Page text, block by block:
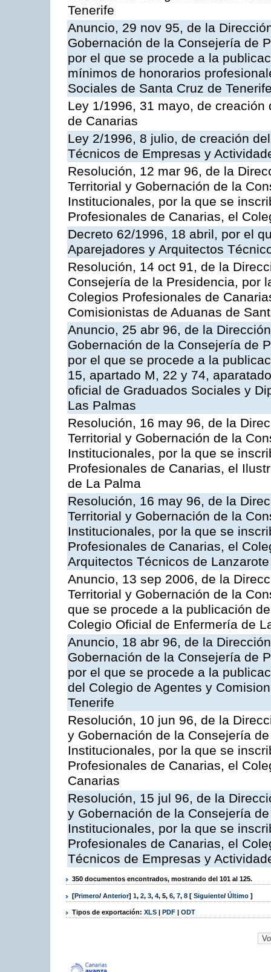
Tenerife
Anuncio, 29 nov 95, de la
Gobernación de la Consejería de
por el que se procede a la
mínimos de honorarios
Sociales de Santa Cruz de
Ley 1/1996, 31 mayo, de
de Canarias
Ley 2/1996, 8 julio, de creación
Técnicos de Empresas y
Resolución, 12 mar 96, de la
Territorial y Gobernación de la
Institucionales, por la que se
Profesionales de Canarias, el
Decreto 62/1996, 18 abril, por el
Aparejadores y Arquitectos
Resolución, 14 oct 91, de la
Consejería de la Presidencia, por
Colegios Profesionales de
Comisionistas de Aduanas de
Anuncio, 25 abr 96, de la
Gobernación de la Consejería de
por el que se procede a la
15, apartado M, 22 y 74,
oficial de Graduados Sociales y
Las Palmas
Resolución, 16 may 96, de la
Territorial y Gobernación de la
Institucionales, por la que se
Profesionales de Canarias, el
de La Palma
Resolución, 16 may 96, de la
Territorial y Gobernación de la
Institucionales, por la que se
Profesionales de Canarias, el
Arquitectos Técnicos de Lanzarote
Anuncio, 13 sep 2006, de la
Territorial y Gobernación de la
que se procede a la publicación
Colegio Oficial de Enfermería de
Anuncio, 18 abr 96, de la
Gobernación de la Consejería de
por el que se procede a la
del Colegio de Agentes y
Tenerife
Resolución, 10 jun 96, de la
y Gobernación de la Consejería
Institucionales, por la que se
Profesionales de Canarias, el
Canarias
Resolución, 15 jul 96, de la
y Gobernación de la Consejería
Institucionales, por la que se
Profesionales de Canarias, el
Técnicos de Empresas y
350 documentos encontrados, mostrando del 101 al 125.
[Primero/ Anterior] 1, 2, 3, 4, 5, 6, 7, 8 [ Siguiente/ Último ]
Tipos de exportación: XLS | PDF | ODT